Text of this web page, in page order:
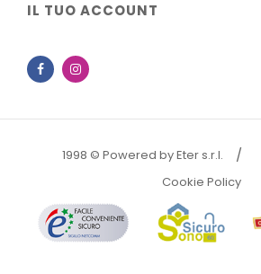
IL TUO ACCOUNT
Facebook
1998 © Powered by Eter s.r.l.
Cookie Policy